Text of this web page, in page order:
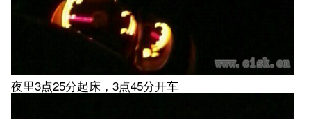
夜里3点25分起床，3点45分开车